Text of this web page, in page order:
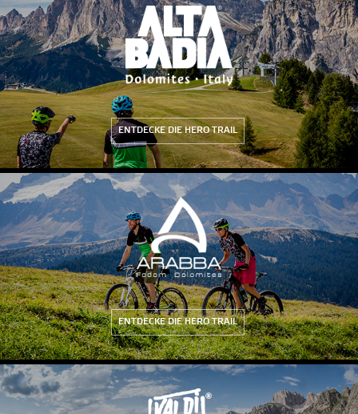
ENTDECKE DIE HERO TRAIL
ENTDECKE DIE HERO TRAIL